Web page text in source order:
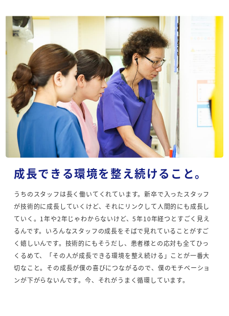
成長できる環境を整え続けること。
うちのスタッフは長く働いてくれています。新卒で入ったスタッフ
が技術的に成長していくけど、それにリンクして人間的にも成長し
ていく。1年や2年じゃわからないけど、5年10年経つとすごく見え
るんです。いろんなスタッフの成長をそばで見れていることがすご
く嬉しいんです。技術的にもそうだし、患者様との応対も全てひっ
くるめて、「その人が成長できる環境を整え続ける」ことが一番大
切なこと。その成長が僕の喜びにつながるので、僕のモチベーショ
ンが下がらないんです。今、それがうまく循環しています。